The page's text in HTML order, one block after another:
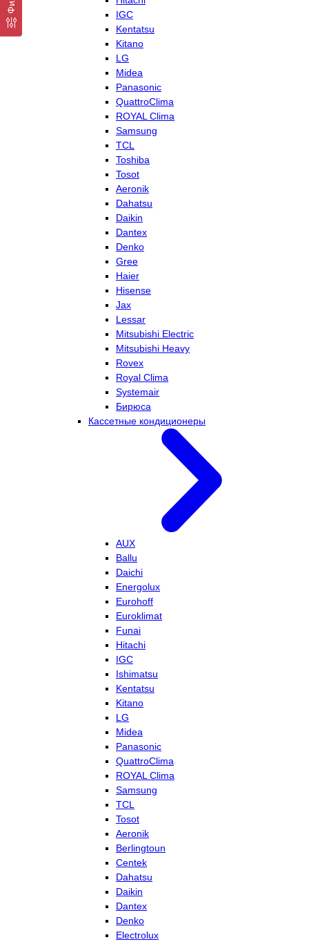
IGC
Kentatsu
Kitano
LG
Midea
Panasonic
QuattroClima
ROYAL Clima
Samsung
TCL
Toshiba
Tosot
Aeronik
Dahatsu
Daikin
Dantex
Denko
Gree
Haier
Hisense
Jax
Lessar
Mitsubishi Electric
Mitsubishi Heavy
Rovex
Royal Clima
Systemair
Бирюса
Кассетные кондиционеры
AUX
Ballu
Daichi
Energolux
Eurohoff
Euroklimat
Funai
Hitachi
IGC
Ishimatsu
Kentatsu
Kitano
LG
Midea
Panasonic
QuattroClima
ROYAL Clima
Samsung
TCL
Tosot
Aeronik
Berlingtoun
Centek
Dahatsu
Daikin
Dantex
Denko
Electrolux